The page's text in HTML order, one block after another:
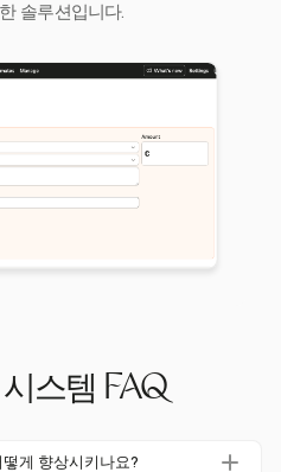
솔루션입니다.
스템 FAQ
게 향상시키나요?